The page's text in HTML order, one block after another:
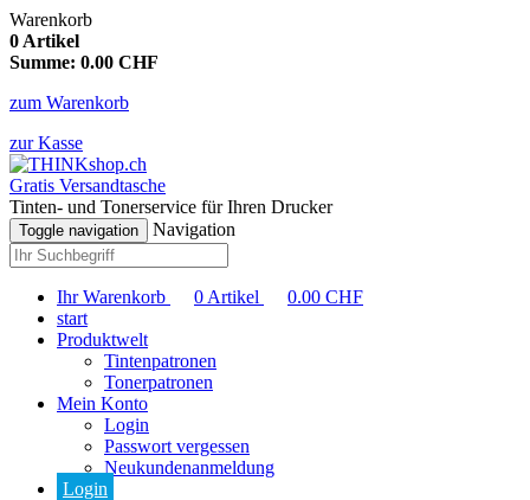
Warenkorb
0 Artikel
Summe: 0.00 CHF
zum Warenkorb
zur Kasse
Gratis Versandtasche
Tinten- und Tonerservice für Ihren Drucker
Toggle navigation Navigation
Ihr Warenkorb 0 Artikel 0.00 CHF
start
Produktwelt
Tintenpatronen
Tonerpatronen
Mein Konto
Login
Passwort vergessen
Neukundenanmeldung
Login